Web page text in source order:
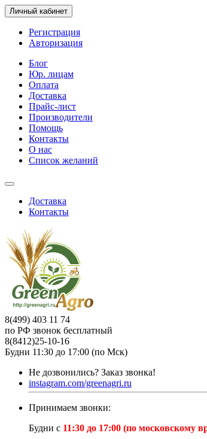
Личный кабинет
Регистрация
Авторизация
Блог
Юр. лицам
Оплата
Доставка
Прайс-лист
Производители
Помощь
Контакты
О нас
Список желаний
Доставка
Контакты
8(499) 403 11 74
по РФ звонок бесплатный
8(8412)25-10-16
Будни 11:30 до 17:00 (по Мск)
Не дозвонились? Заказ звонка!
instagram.com/greenagri.ru
Принимаем звонки:
Будни с 11:30 до 17:00 (по московскому